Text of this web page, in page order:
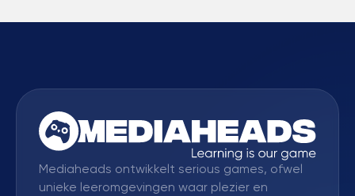
Mediaheads ontwikkelt serious games, ofwel
unieke leeromgevingen waar plezier en